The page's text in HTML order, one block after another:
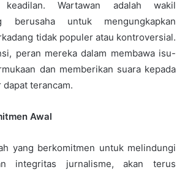
Wartawan adalah wakil
berusaha untuk mengungkapkan
tidak populer atau kontroversial.
peran mereka dalam membawa isu-
dan memberikan suara kepada
terancam.
Awal
yang berkomitmen untuk melindungi
integritas jurnalisme, akan terus